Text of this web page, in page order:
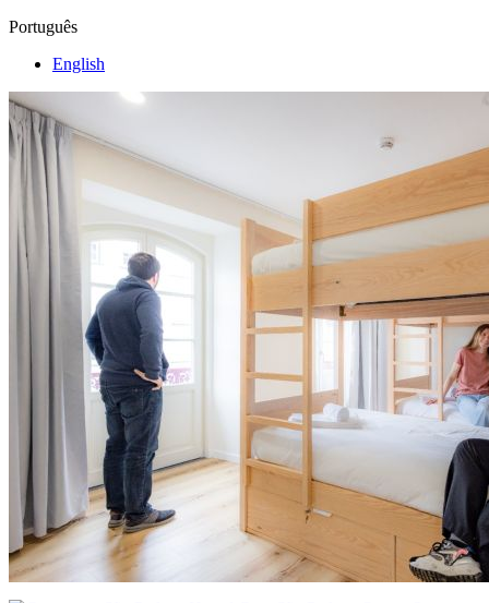
Português
English